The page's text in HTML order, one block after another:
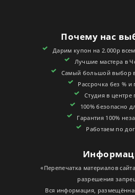
КОНТАКТЫ
СЕРТИФИКАТЫ
Почему нас
Дарим купон на 2.000р
Лучшие мастера в
Самый большой выбор
Рассрочка без % и
Студия в центре
100% безопасно
Гарантия 100%
Работаем по
«Перепечатка материалов
разрешения
Вся информация,